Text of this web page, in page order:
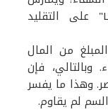
" على التقليد
من المال
وبالتالي، فإن
وهذا ما يفسر
لم يقاوم.